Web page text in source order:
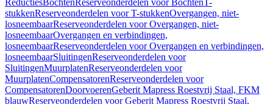
ReductiesBochtenReserveonderdelen voor BochtenT-
stukkenReserveonderdelen voor T-stukkenOvergangen, niet-
losneembaarReserveonderdelen voor Overgangen, niet-
losneembaarOvergangen en verbindingen,
losneembaarReserveonderdelen voor Overgangen en verbindingen,
losneembaarSluitingenReserveonderdelen voor
SluitingenMuurplatenReserveonderdelen voor
MuurplatenCompensatorenReserveonderdelen voor
CompensatorenDoorvoerenGeberit Mapress Roestvrij Staal, FKM
blauwReserveonderdelen voor Geberit Mapress Roestvrij Staal,